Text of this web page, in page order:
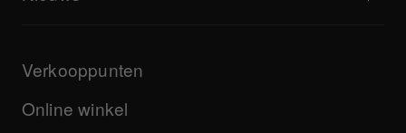
FAQ's
Communityforum
Service, reparatie, garantie
Bedrijf
Overige
Verkooppunten
Online winkel